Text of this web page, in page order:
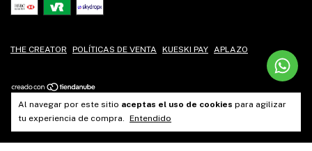
Al navegar por este sitio aceptas el uso de cookies para agilizar
tu experiencia de compra. Entendido
THE CREATOR POLÍTICAS DE VENTA KUESKI PAY APLAZO
Copyright No Name - 2026. Todos los derechos reservados.